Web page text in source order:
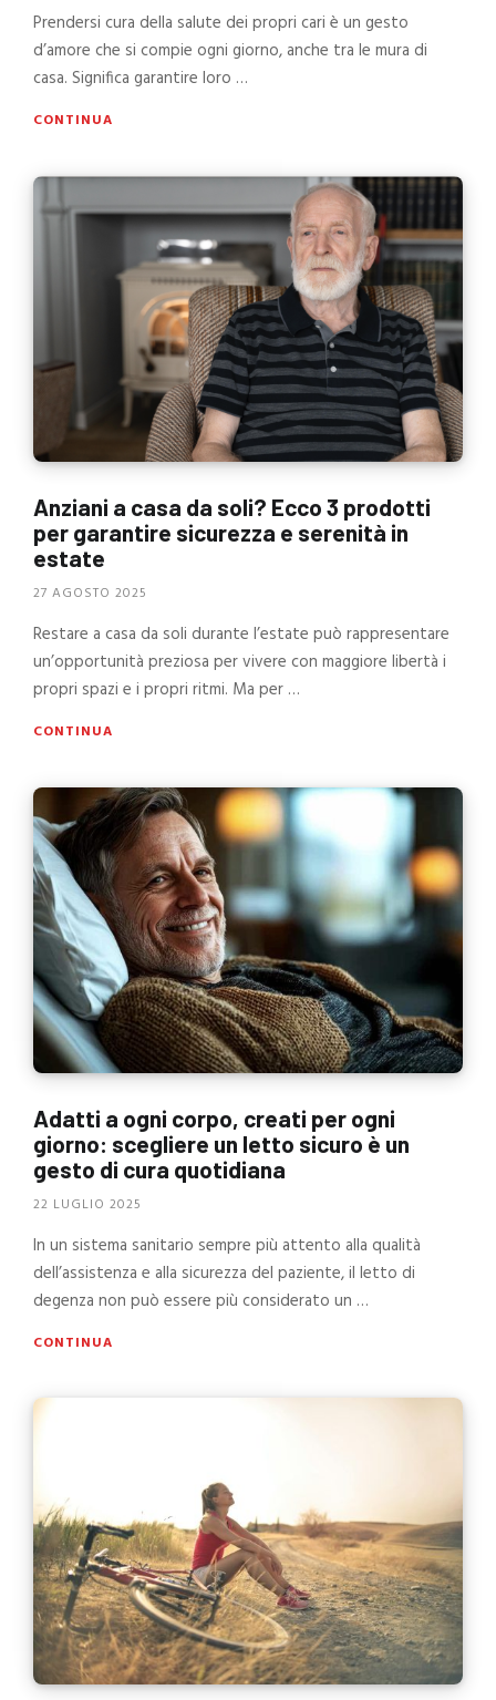
Prendersi cura della salute dei propri cari è un gesto
d’amore che si compie ogni giorno, anche tra le mura di
casa. Significa garantire loro …
CONTINUA
Anziani a casa da soli? Ecco 3 prodotti
per garantire sicurezza e serenità in
estate
27 AGOSTO 2025
Restare a casa da soli durante l’estate può rappresentare
un’opportunità preziosa per vivere con maggiore libertà i
propri spazi e i propri ritmi. Ma per …
CONTINUA
Adatti a ogni corpo, creati per ogni
giorno: scegliere un letto sicuro è un
gesto di cura quotidiana
22 LUGLIO 2025
In un sistema sanitario sempre più attento alla qualità
dell’assistenza e alla sicurezza del paziente, il letto di
degenza non può essere più considerato un …
CONTINUA